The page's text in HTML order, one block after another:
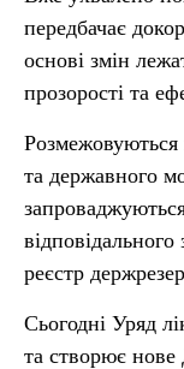
передбачає
основі змін
прозорості та
Розмежовуються
та державного
реєстр
Сьогодні Уряд
та створює нове